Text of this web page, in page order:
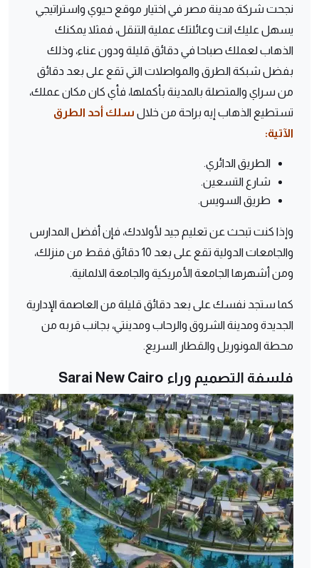
نجحت شركة مدينة مصر في اختيار موقع حيوي واستراتيجي
يسهل عليك انت وعائلتك عملية التنقل، فمثلا يمكنك
الذهاب لعملك صباحا في دقائق قليلة ودون عناء، وذلك
بفضل شبكة الطرق والمواصلات التي تقع على بعد دقائق
من سراي والمتصلة بالمدينة بأكملها، فأي كان مكان عملك،
تستطيع الذهاب إيه براحة من خلال سلك أحد الطرق
الآتية:
الطريق الدائري.
شارع التسعين.
طريق السويس.
وإذا كنت تبحث عن تعليم جيد لأولادك، فإن أفضل المدارس
والجامعات الدولية تقع على بعد 10 دقائق فقط من منزلك،
ومن أشهرها الجامعة الأمريكية والجامعة الالمانية.
كما ستجد نفسك على بعد دقائق قليلة من العاصمة الإدارية
الجديدة ومدينة الشروق والرحاب ومدينتي، بجانب قربه من
محطة المونوريل والقطار السريع.
فلسفة التصميم وراء Sarai New Cairo